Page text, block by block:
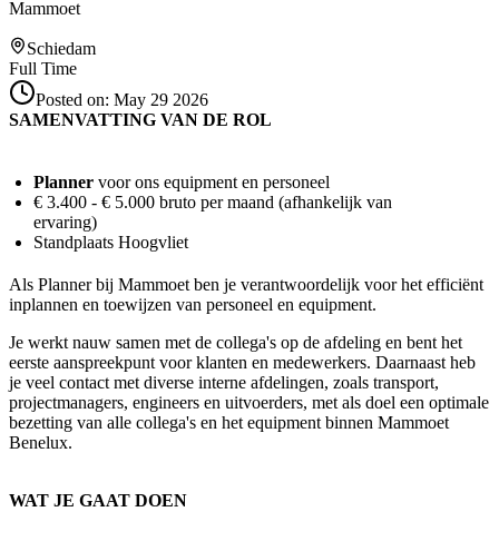
Mammoet
Schiedam
Full Time
Posted on: May 29 2026
SAMENVATTING VAN DE ROL
Planner voor ons equipment en personeel
€ 3.400 - € 5.000 bruto per maand (afhankelijk van
ervaring)
Standplaats Hoogvliet
Als Planner bij Mammoet ben je verantwoordelijk voor het efficiënt
inplannen en toewijzen van personeel en equipment.
Je werkt nauw samen met de collega's op de afdeling en bent het
eerste aanspreekpunt voor klanten en medewerkers. Daarnaast heb
je veel contact met diverse interne afdelingen, zoals transport,
projectmanagers, engineers en uitvoerders, met als doel een optimale
bezetting van alle collega's en het equipment binnen Mammoet
Benelux.
WAT JE GAAT DOEN